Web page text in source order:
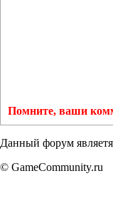
Помните, ваши
Данный форум
© GameCommunity.ru